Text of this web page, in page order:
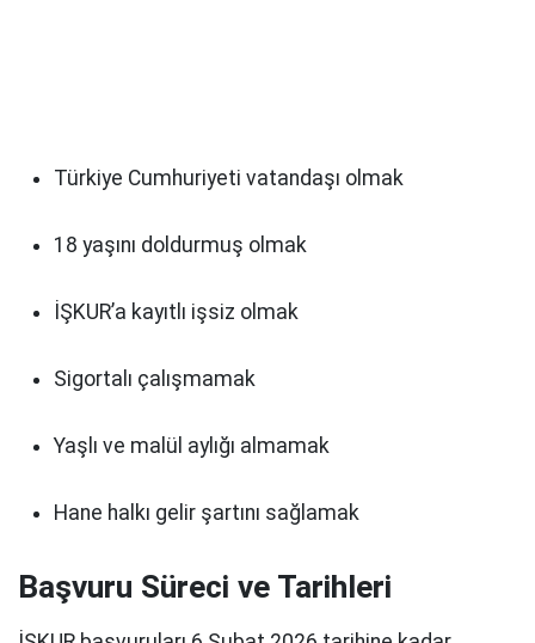
Türkiye Cumhuriyeti vatandaşı olmak
18 yaşını doldurmuş olmak
İŞKUR’a kayıtlı işsiz olmak
Sigortalı çalışmamak
Yaşlı ve malül aylığı almamak
Hane halkı gelir şartını sağlamak
Başvuru Süreci ve Tarihleri